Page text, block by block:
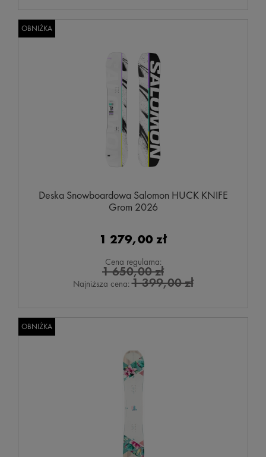
Deska Snowboardowa Salomon HUCK KNIFE
Grom 2026
1 279,00 zł
Cena regularna:
1 650,00 zł
Najniższa cena:1 399,00 zł
OBNIŻKA
OBNIŻKA